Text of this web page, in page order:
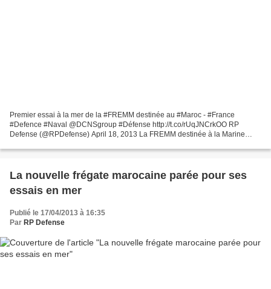
Premier essai à la mer de la #FREMM destinée au #Maroc - #France
#Defence #Naval @DCNSgroup #Défense http://t.co/rUqJNCrkOO RP
Defense (@RPDefense) April 18, 2013 La FREMM destinée à la Marine
La nouvelle frégate marocaine parée pour ses
essais en mer
Publié le 17/04/2013 à 16:35
Par RP Defense